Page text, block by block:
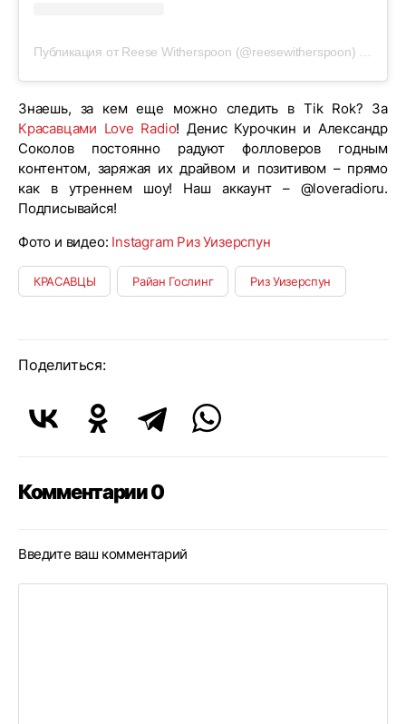
Публикация от Reese Witherspoon (@reesewitherspoon)
Знаешь, за кем еще можно следить в Tik Rok? За
Красавцами Love Radio! Денис Курочкин и Александр
Соколов постоянно радуют фолловеров годным
контентом, заряжая их драйвом и позитивом – прямо
как в утреннем шоу! Наш аккаунт – @loveradioru.
Подписывайся!
Фото и видео: Instagram Риз Уизерспун
КРАСАВЦЫ Райан Гослинг Риз Уизерспун
Поделиться:
Комментарии 0
Введите ваш комментарий